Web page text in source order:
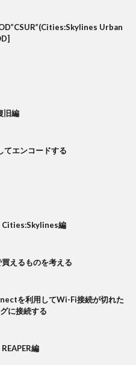
Urban
旧編
エンコードする
Cities:Skylines編
えるものを考える
を利用してWi-Fi接続が切れた
に接続する
編